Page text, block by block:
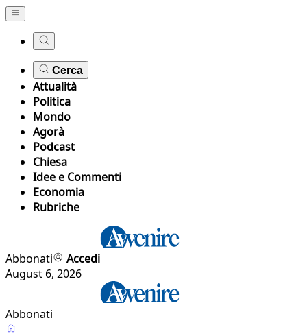
Cerca
Attualità
Politica
Mondo
Agorà
Podcast
Chiesa
Idee e Commenti
Economia
Rubriche
Abbonati
Accedi
August 6, 2026
Abbonati